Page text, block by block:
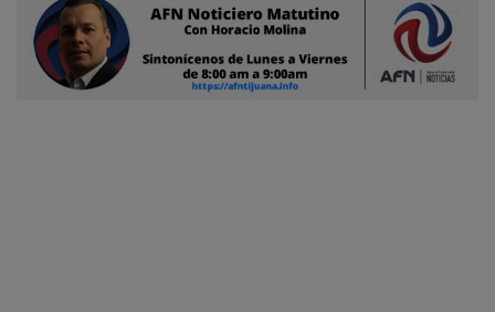
Reportero
Ciudadano